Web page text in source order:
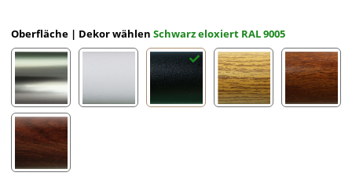
Oberfläche | Dekor wählen Schwarz eloxiert RAL 9005
Edelstahloptik eloxiert